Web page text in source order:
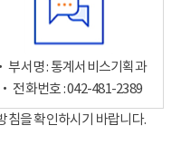
‧ 부서명 : 통계서비스기획과
‧ 전화번호 : 042-481-2389
침을 확인하시기 바랍니다.